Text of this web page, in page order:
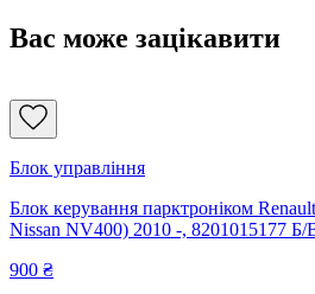
Вас може зацікавити
Блок управління
Блок керування парктроніком
Nissan NV400) 2010 -, 8201015177 Б/
900 ₴